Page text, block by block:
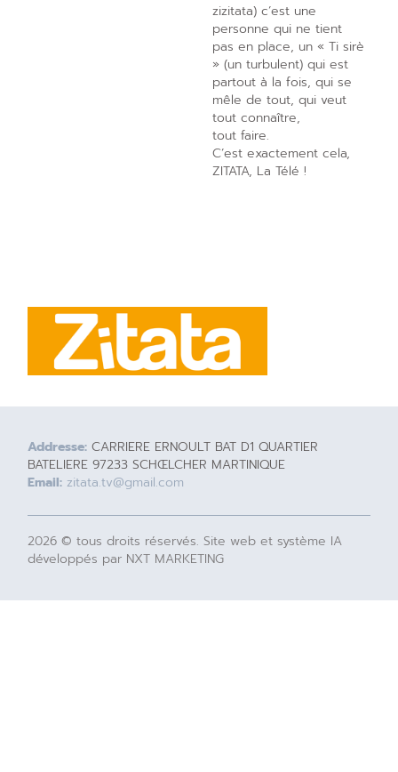
zizitata) c’est une
personne qui ne tient
pas en place, un « Ti sirè
» (un turbulent) qui est
partout à la fois, qui se
mêle de tout, qui veut
tout connaître,
tout faire.
C’est exactement cela,
ZITATA, La Télé !
Addresse: CARRIERE ERNOULT BAT D1 QUARTIER
BATELIERE 97233 SCHŒLCHER MARTINIQUE
Email: zitata.tv@gmail.com
2026 © tous droits réservés. Site web et système IA
développés par NXT MARKETING